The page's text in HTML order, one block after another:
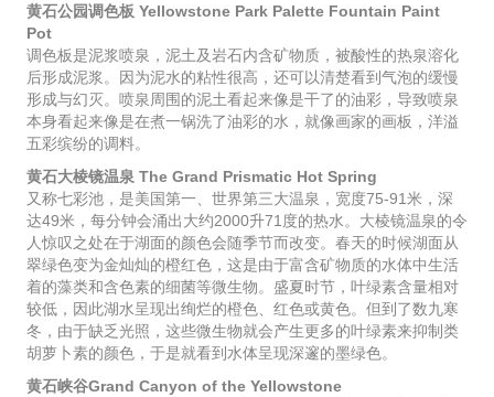
黄石公园调色板 Yellowstone Park Palette Fountain Paint
Pot
调色板是泥浆喷泉，泥土及岩石内含矿物质，被酸性的热泉溶化
后形成泥浆。因为泥水的粘性很高，还可以清楚看到气泡的缓慢
形成与幻灭。喷泉周围的泥土看起来像是干了的油彩，导致喷泉
本身看起来像是在煮一锅洗了油彩的水，就像画家的画板，洋溢
五彩缤纷的调料。
黄石大棱镜温泉 The Grand Prismatic Hot Spring
又称七彩池，是美国第一、世界第三大温泉，宽度75-91米，深
达49米，每分钟会涌出大约2000升71度的热水。大棱镜温泉的令
人惊叹之处在于湖面的颜色会随季节而改变。春天的时候湖面从
翠绿色变为金灿灿的橙红色，这是由于富含矿物质的水体中生活
着的藻类和含色素的细菌等微生物。盛夏时节，叶绿素含量相对
较低，因此湖水呈现出绚烂的橙色、红色或黄色。但到了数九寒
冬，由于缺乏光照，这些微生物就会产生更多的叶绿素来抑制类
胡萝卜素的颜色，于是就看到水体呈现深邃的墨绿色。
黄石峡谷Grand Canyon of the Yellowstone